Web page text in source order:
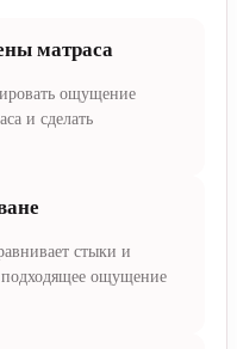
матраса
ощущение
и сделать
стыки и
подходящее ощущение